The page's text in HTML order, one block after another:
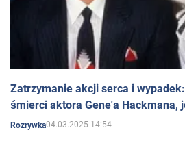
Zatrzymanie akcji serca i
śmierci aktora Gene'a Hackmana,
Rozrywka04.03.2025 14:54